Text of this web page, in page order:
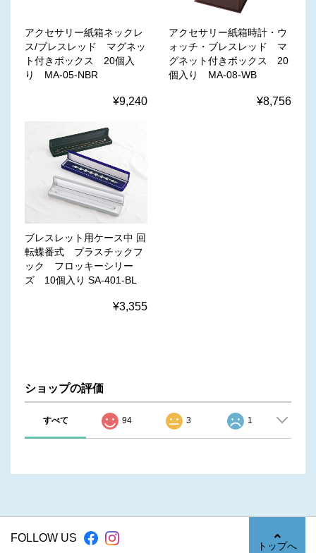
アクセサリー紙箱ネックレ
ス/ブレスレッド マグネッ
ト付きボックス 20個入
り MA-05-NBR
¥9,240
アクセサリー紙箱時計・ウ
ォッチ・ブレスレッド マ
グネット付きボックス 20
個入り MA-08-WB
¥8,756
ブレスレット用ケース中 回
転蝶番式 プラスチックフ
ック フロッキーシリー
ズ 10個入り SA-401-BL
¥3,355
ショップの評価
すべて 94 3 1
FOLLOW US
トップへ